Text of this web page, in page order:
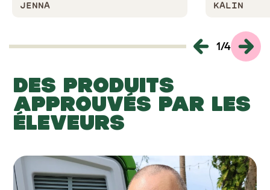
JENNA KALIN
1/4
DES PRODUITS
APPROUVÉS PAR LES
ÉLEVEURS